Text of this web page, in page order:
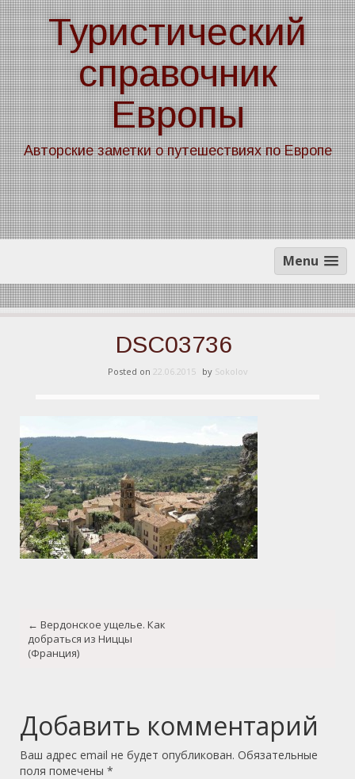
Skip
to
content
Туристический
справочник
Европы
Авторские заметки о путешествиях по Европе
Menu
DSC03736
Posted on 22.06.2015 by Sokolov
navigation
← Вердонское ущелье. Как
добраться из Ниццы
(Франция)
Добавить комментарий
Ваш адрес email не будет опубликован. Обязательные
поля помечены *